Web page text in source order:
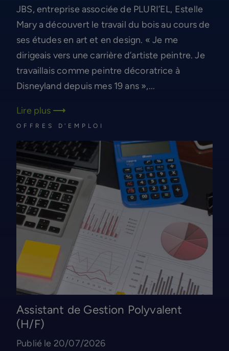
JBS, entreprise associée de PLURI’EL, Estelle
Mary a découvert le travail du bois au cours de
ses études en art et en design. « Je me
dirigeais vers une carrière d’artiste peintre. Je
travaillais comme peintre décoratrice à
Disneyland depuis mes 19 ans »,...
Lire plus
OFFRES D'EMPLOI
Assistant de Gestion Polyvalent
(H/F)
Publié le 20/07/2026